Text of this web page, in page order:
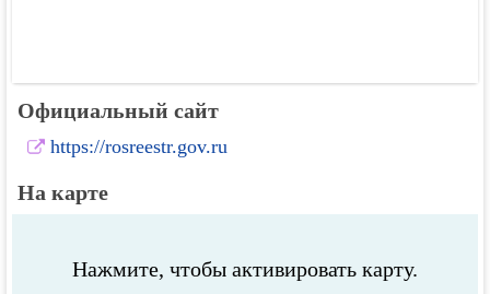
Официальный сайт
https://rosreestr.gov.ru
На карте
Нажмите, чтобы активировать карту.